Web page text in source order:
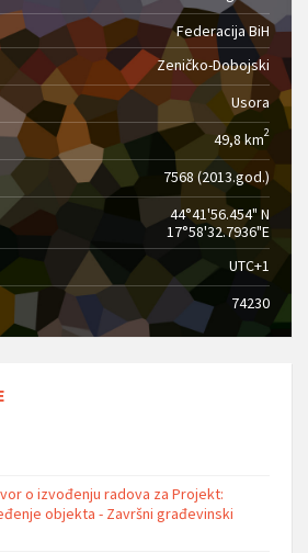
Federacija BiH
Zeničko-Dobojski
Usora
49,8 km2
7568 (2013.god.)
44°41'56.454" N
17°58'32.7936"E
UTC+1
74230
o izvođenju radova za Projekt:
objekta - Završni građevinski